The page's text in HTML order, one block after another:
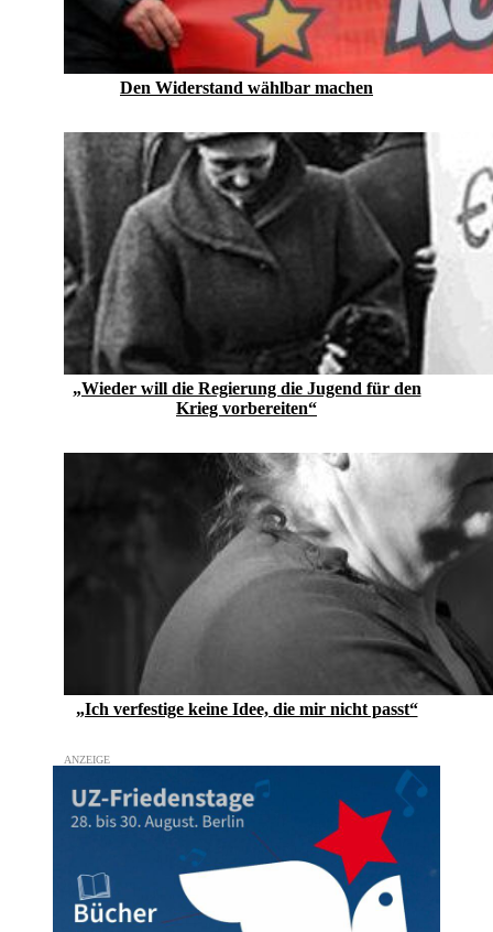
Den Widerstand wählbar machen
„Wieder will die Regierung die Jugend für den
Krieg vorbereiten“
„Ich verfestige keine Idee, die mir nicht passt“